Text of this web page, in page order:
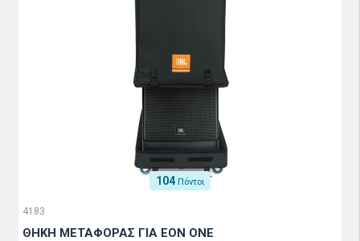
104 Πόντοι
4183
ΘΗΚΗ ΜΕΤΑΦΟΡΑΣ ΓΙΑ ΕΟΝ ΟΝΕ